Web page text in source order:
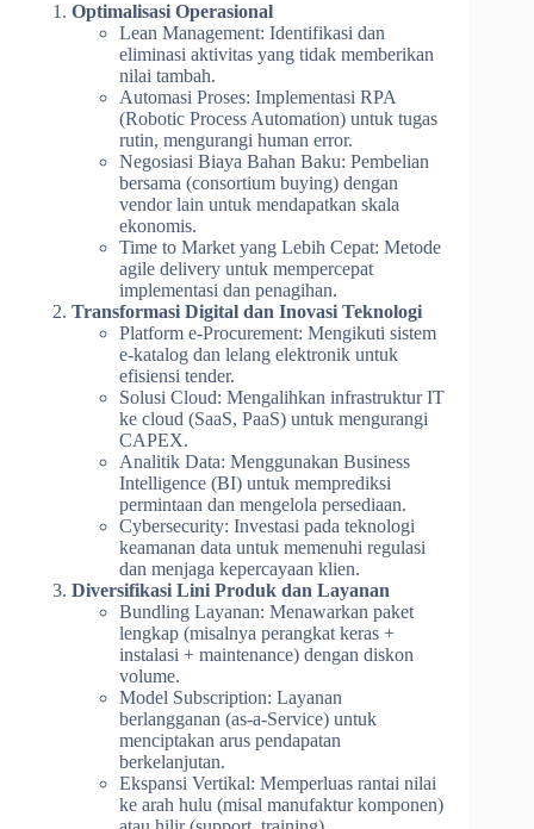
Optimalisasi Operasional
Lean Management: Identifikasi dan
eliminasi aktivitas yang tidak memberikan
nilai tambah.
Automasi Proses: Implementasi RPA
(Robotic Process Automation) untuk tugas
rutin, mengurangi human error.
Negosiasi Biaya Bahan Baku: Pembelian
bersama (consortium buying) dengan
vendor lain untuk mendapatkan skala
ekonomis.
Time to Market yang Lebih Cepat: Metode
agile delivery untuk mempercepat
implementasi dan penagihan.
Transformasi Digital dan Inovasi Teknologi
Platform e-Procurement: Mengikuti sistem
e-katalog dan lelang elektronik untuk
efisiensi tender.
Solusi Cloud: Mengalihkan infrastruktur IT
ke cloud (SaaS, PaaS) untuk mengurangi
CAPEX.
Analitik Data: Menggunakan Business
Intelligence (BI) untuk memprediksi
permintaan dan mengelola persediaan.
Cybersecurity: Investasi pada teknologi
keamanan data untuk memenuhi regulasi
dan menjaga kepercayaan klien.
Diversifikasi Lini Produk dan Layanan
Bundling Layanan: Menawarkan paket
lengkap (misalnya perangkat keras +
instalasi + maintenance) dengan diskon
volume.
Model Subscription: Layanan
berlangganan (as-a-Service) untuk
menciptakan arus pendapatan
berkelanjutan.
Ekspansi Vertikal: Memperluas rantai nilai
ke arah hulu (misal manufaktur komponen)